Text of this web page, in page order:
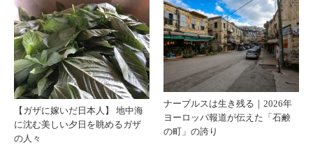
【ガザに嫁いだ日本人】 地中海
に沈む美しい夕日を眺めるガザ
の人々
ナーブルスは生き残る｜2026年
ヨーロッパ報道が伝えた「石鹸
の町」の誇り